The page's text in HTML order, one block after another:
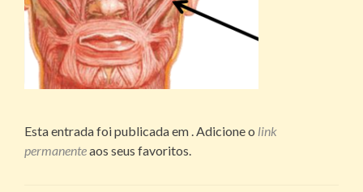
Esta entrada foi publicada em . Adicione o link
permanenteaos seus favoritos.